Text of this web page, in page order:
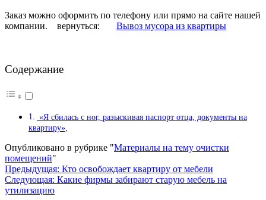
Заказ можно оформить по телефону или прямо на сайте нашей
компании. вернуться: Вывоз мусора из квартиры
Содержание
«Я сбилась с ног, разыскивая паспорт отца, документы на
квартиру»,
Опубликовано в рубрике "Материалы на тему очистки
помещений"
Навигация
по
Предыдущая: Кто освобождает квартиру от мебели
Следующая: Какие фирмы забирают старую мебель на
утилизацию